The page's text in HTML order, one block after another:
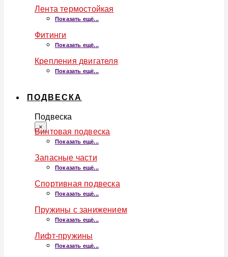
Лента термостойкая
Показать ещё...
Фитинги
Показать ещё...
Крепления двигателя
Показать ещё...
ПОДВЕСКА
Подвеска
×
Винтовая подвеска
Показать ещё...
Запасные части
Показать ещё...
Спортивная подвеска
Показать ещё...
Пружины с занижением
Показать ещё...
Лифт-пружины
Показать ещё...